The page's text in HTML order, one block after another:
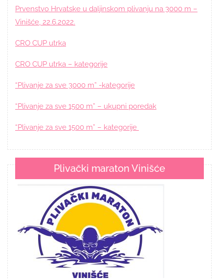
Prvenstvo Hrvatske u daljinskom plivanju na 3000 m –
Vinišće, 22.6.2022.
CRO CUP utrka
CRO CUP utrka – kategorije
“Plivanje za sve 3000 m” -kategorije
“Plivanje za sve 1500 m” – ukupni poredak
“Plivanje za sve 1500 m” – kategorije
Plivački maraton Vinišće